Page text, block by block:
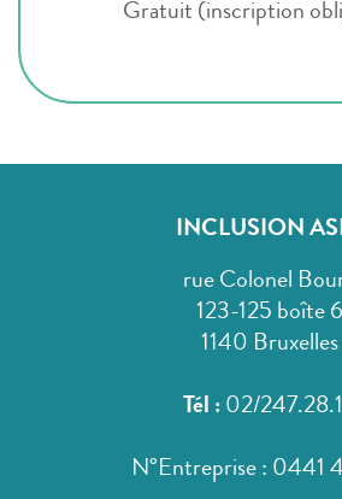
Gratuit (inscription
INCLUSION
rue Colonel
123-125 boîte 6
1140 Bruxelles
Tél : 02/
N°Entreprise : 0441